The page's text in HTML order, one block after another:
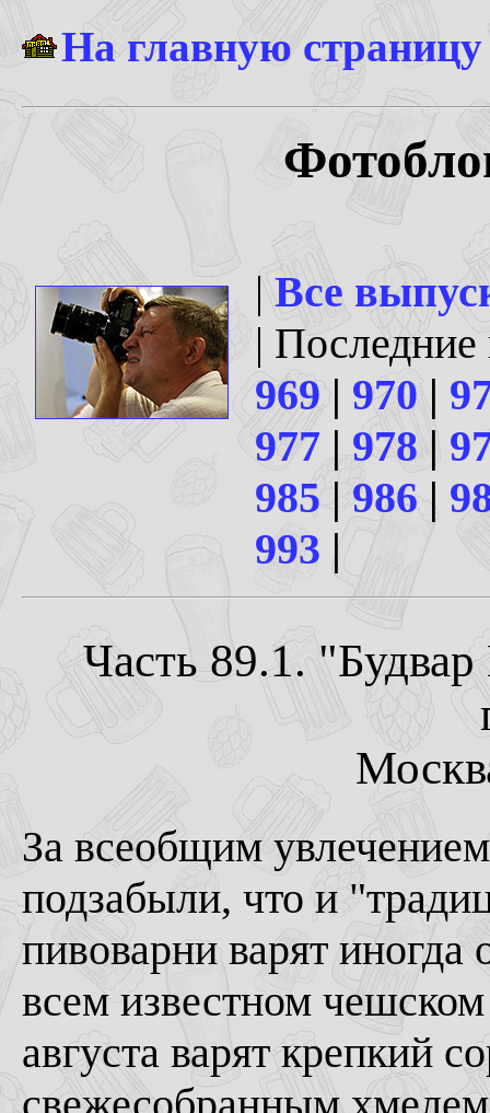
На главную
|Все
|
969| 970|
977 | 978 |
985 | 986|
993 |
Часть 89.1.
За всеобщим
подзабыли, что и
пивоварни варят иногда
всем известном
августа варят крепкий